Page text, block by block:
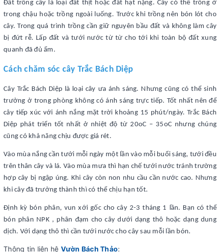
Đất trồng cây là loại đất thịt hoặc đất hạt nặng. Cây có thể trồng ở
trong chậu hoặc trồng ngoài luống. Trước khi trồng nên bón lót cho
cây. Trong quá trình trồng cần giữ nguyên bầu đất và không làm cây
bị đứt rễ. Lấp đất và tưới nước từ từ cho tới khi toàn bộ đất xung
quanh đã đủ ẩm.
Cách chăm sóc cây Trắc Bách Diệp
Cây Trắc Bách Diệp là loại cây ưa ánh sáng. Nhưng cũng có thể sinh
trưởng ở trong phòng không có ánh sáng trực tiếp. Tốt nhất nên để
cây tiếp xúc với ánh nắng mặt trời khoảng 15 phút/ngày. Trắc Bách
Diệp phát triển tốt nhất ở nhiệt độ từ 20oC – 35oC nhưng chúng
cũng có khả năng chịu được giá rét.
Vào mùa nắng cần tưới mỗi ngày một lần vào mỗi buổi sáng, tưới đều
trên thân cây và lá. Vào mùa mưa thì hạn chế tưới nước tránh trường
hợp cây bị ngập úng. Khi cây còn non nhu cầu cần nước cao. Nhưng
khi cây đã trưởng thành thì có thể chịu hạn tốt.
Định kỳ bón phân, vun xới gốc cho cây 2-3 tháng 1 lần. Bạn có thể
bón phân NPK , phân đạm cho cây dưới dạng thô hoặc dạng dung
dịch. Với dạng thô thì cần tưới nước cho cây sau mỗi lần bón.
Thông tin liên hệ Vườn Bách Thảo: